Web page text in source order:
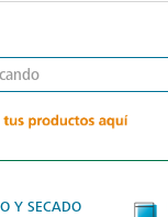
Y SECADO